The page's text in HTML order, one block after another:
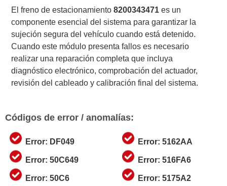
El freno de estacionamiento8200343471 es un
componente esencial del sistema para garantizar la
sujeción segura del vehículo cuando está detenido.
Cuando este módulo presenta fallos es necesario
realizar una reparación completa que incluya
diagnóstico electrónico, comprobación del actuador,
revisión del cableado y calibración final del sistema.
Códigos de error / anomalías:
Error: DF049
Error: 50C649
Error: 50C6
Error: 5162AA
Error: 516FA6
Error: 5175A2